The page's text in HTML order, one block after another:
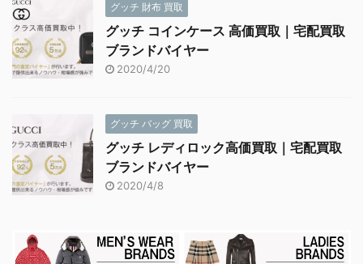
グッチ 財布 買取
グッチ コインケース 高価買取｜宅配買取
ブランドバイヤー
2020/4/20
グッチ バッグ 買取
グッチ レディロック高価買取｜宅配買取
ブランドバイヤー
2020/4/8